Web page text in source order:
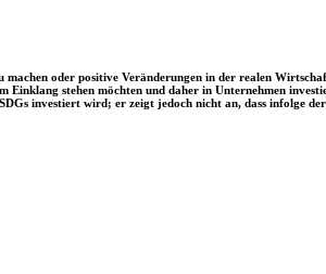
oder positive Veränderungen in der realen
stehen möchten und daher in Unternehmen
investiert wird; er zeigt jedoch nicht an, dass infolge